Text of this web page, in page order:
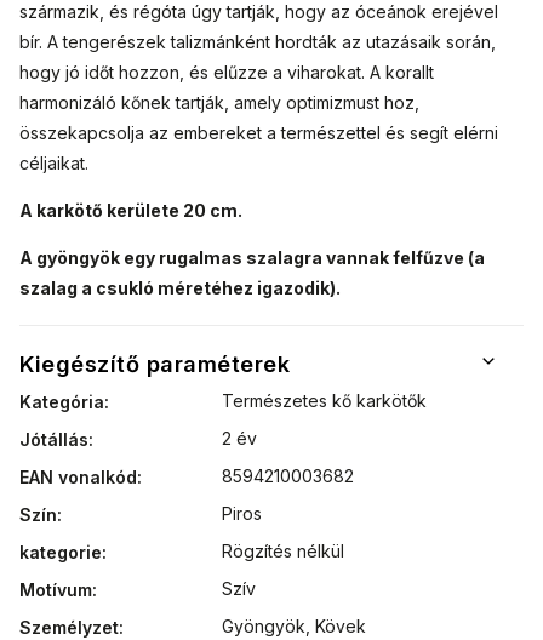
származik, és régóta úgy tartják, hogy az óceánok erejével
bír. A tengerészek talizmánként hordták az utazásaik során,
hogy jó időt hozzon, és elűzze a viharokat. A korallt
harmonizáló kőnek tartják, amely optimizmust hoz,
összekapcsolja az embereket a természettel és segít elérni
céljaikat.
A karkötő kerülete 20 cm.
A gyöngyök egy rugalmas szalagra vannak felfűzve (a
szalag a csukló méretéhez igazodik).
Kiegészítő paraméterek
Kategória:
Természetes kő karkötők
Jótállás:
2 év
EAN vonalkód:
8594210003682
Szín:
Piros
kategorie:
Rögzítés nélkül
Motívum:
Szív
Személyzet: Gyöngyök Kövek